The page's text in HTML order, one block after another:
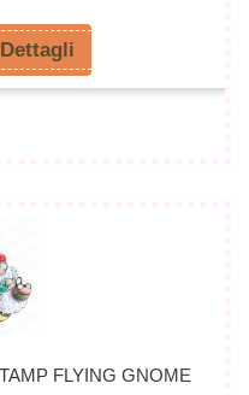
Dettagli
FLYING GNOME